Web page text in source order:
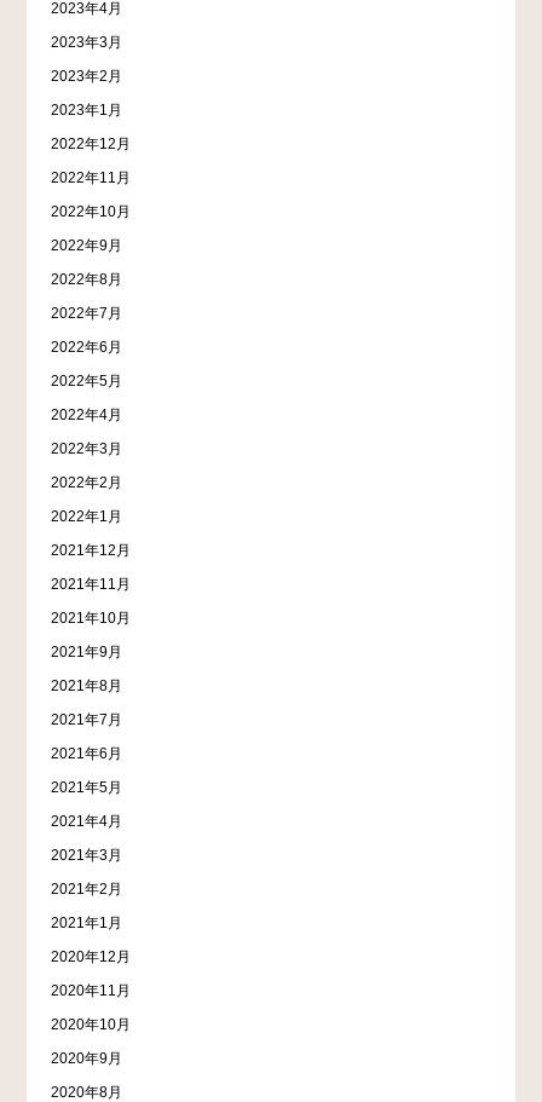
2023年4月
2023年3月
2023年2月
2023年1月
2022年12月
2022年11月
2022年10月
2022年9月
2022年8月
2022年7月
2022年6月
2022年5月
2022年4月
2022年3月
2022年2月
2022年1月
2021年12月
2021年11月
2021年10月
2021年9月
2021年8月
2021年7月
2021年6月
2021年5月
2021年4月
2021年3月
2021年2月
2021年1月
2020年12月
2020年11月
2020年10月
2020年9月
2020年8月